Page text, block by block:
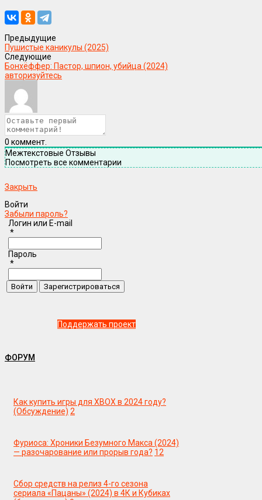
Предыдущие
Пушистые каникулы (2025)
Следующие
Бонхёффер: Пастор, шпион, убийца (2024)
авторизуйтесь
0 коммент.
Межтекстовые Отзывы
Посмотреть все комментарии
Закрыть
Войти
Забыли пароль?
Логин или E-mail
*
Пароль
*
Поддержать проект
ФОРУМ
Как купить игры для XBOX в 2024 году?
(Обсуждение) 2
Фуриоса: Хроники Безумного Макса (2024)
— разочарование или прорыв года? 12
Сбор средств на релиз 4-го сезона
сериала «Пацаны» (2024) в 4К и Кубиках